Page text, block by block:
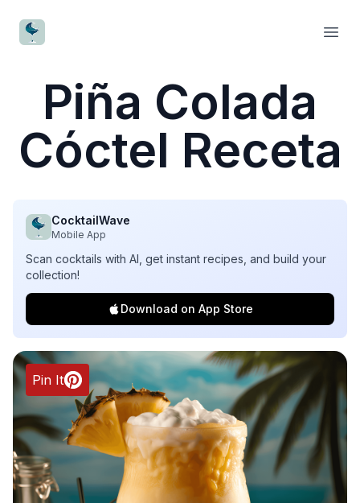
CocktailWave
Piña Colada
Cóctel Receta
CocktailWave
Mobile App
Scan cocktails with AI, get instant recipes, and build your
collection!
Download on App Store
Pin It